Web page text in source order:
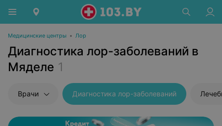
Медицинские центры • Лор
Диагностика лор-заболеваний в
Мяделе 1
Врачи Диагностика лор-заболеваний